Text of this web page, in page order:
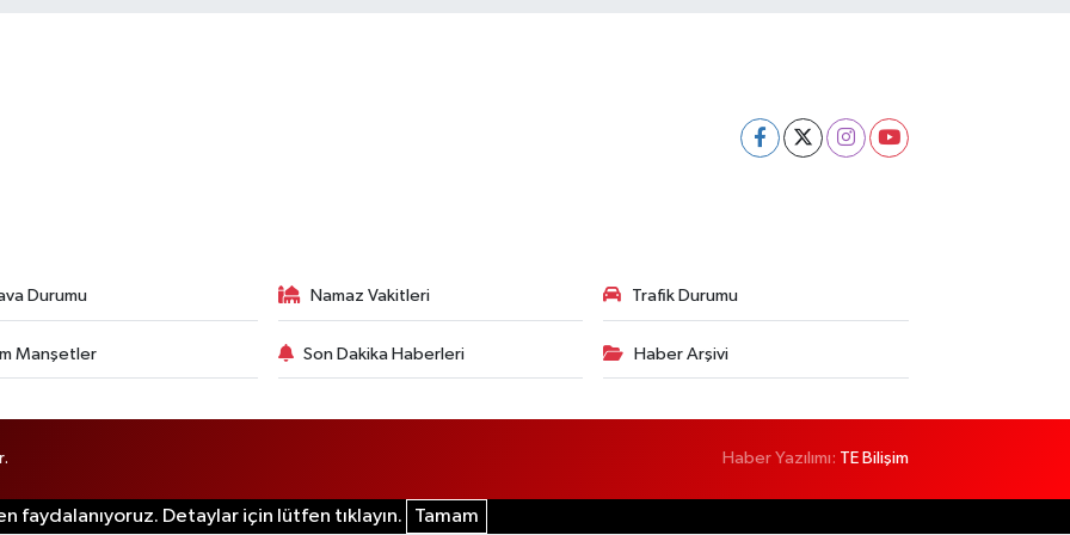
Durumu Namaz Vakitleri Trafik Durumu
Manşetler Son Dakika Haberleri Haber Arşivi
Haber Yazılımı: TE Bilişim
faydalanıyoruz. Detaylar için lütfen tıklayın. Tamam